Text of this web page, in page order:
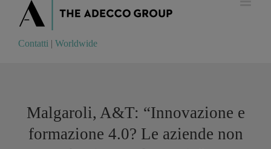
Contatti Worldwide
Contatti | Worldwide
Malgaroli, A&T: “Innovazione e
formazione 4.0? Le aziende non